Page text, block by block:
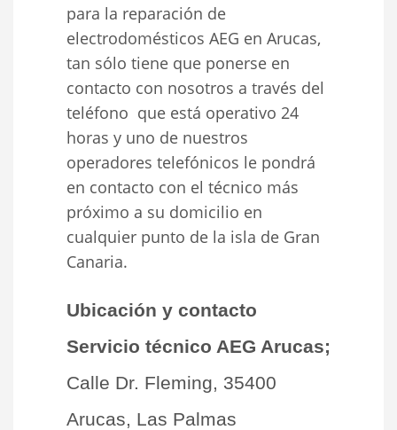
para la reparación de
electrodomésticos AEG en Arucas,
tan sólo tiene que ponerse en
contacto con nosotros a través del
teléfono que está operativo 24
horas y uno de nuestros
operadores telefónicos le pondrá
en contacto con el técnico más
próximo a su domicilio en
cualquier punto de la isla de Gran
Canaria.
Ubicación y contacto
Servicio técnico AEG Arucas;
Calle Dr. Fleming, 35400
Arucas, Las Palmas